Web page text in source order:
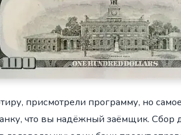
присмотрели программу, но
что вы надёжный заёмщик. Сбор